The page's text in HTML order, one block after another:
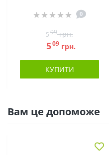
0
599грн.
509грн.
КУПИТИ
Вам це допоможе